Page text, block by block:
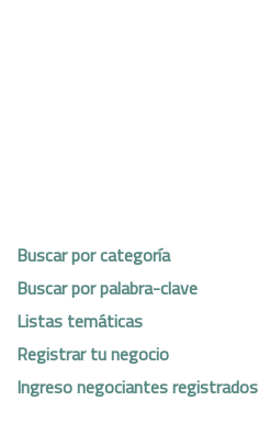
Buscar por categoría
Buscar por palabra-clave
Listas temáticas
Registrar tu negocio
Ingreso negociantes registrados